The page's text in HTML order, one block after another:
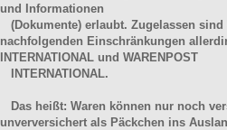
und Informationen
(Dokumente) erlaubt. Zugelassen sind
nachfolgenden Einschränkungen
INTERNATIONAL und WARENPOST
INTERNATIONAL.
Das heißt: Waren können nur noch
unverversichert als Päckchen ins